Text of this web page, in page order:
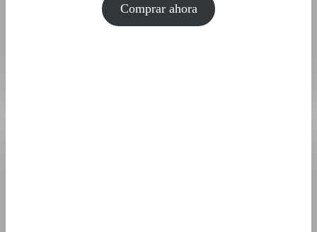
Comprar ahora